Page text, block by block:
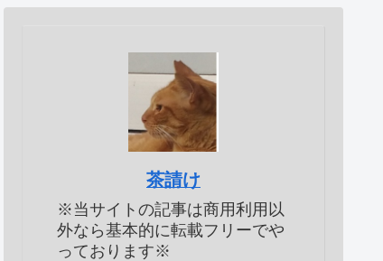
茶請け
※当サイトの記事は商用利用以
外なら基本的に転載フリーでや
っております※